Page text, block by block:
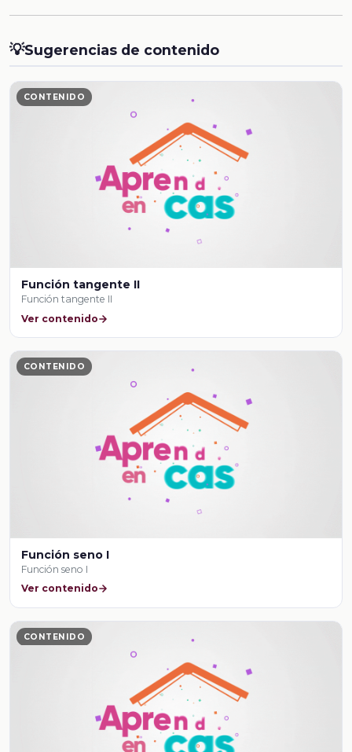
💡Sugerencias de contenido
CONTENIDO
Función tangente II
Función tangente II
Ver contenido
CONTENIDO
Función seno I
Función seno I
Ver contenido
CONTENIDO